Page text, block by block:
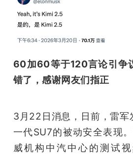
60加60等于120言论引争
错了，感谢网友们指正
3月22日消息，日前，雷军
一代SU7的被动安全表现
威机构中汽中心的测试